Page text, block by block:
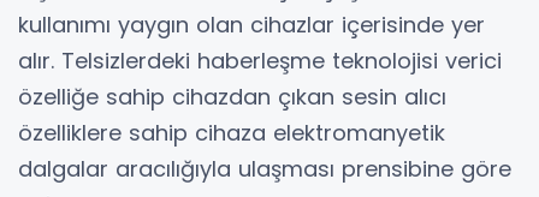
kullanımı yaygın olan cihazlar içerisinde yer
alır. Telsizlerdeki haberleşme teknolojisi verici
özelliğe sahip cihazdan çıkan sesin alıcı
özelliklere sahip cihaza elektromanyetik
dalgalar aracılığıyla ulaşması prensibine göre